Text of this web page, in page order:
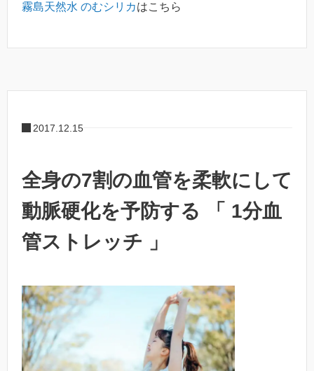
霧島天然水 のむシリカはこちら
2017.12.15
全身の7割の血管を柔軟にして
動脈硬化を予防する 「 1分血
管ストレッチ 」